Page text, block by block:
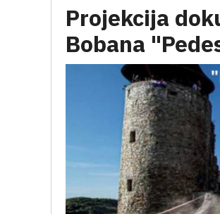
Projekcija
Bobana